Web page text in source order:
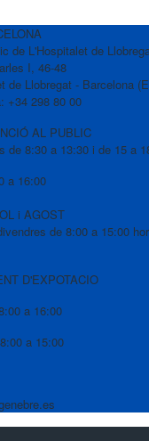
de L'Hospitalet de
I, 46-48
de Llobregat - Barcelona
+34 298 80 00
AL PUBLIC
de 8:30 a 13:30 i de 15 a
a 16:00
i AGOST
de 8:00 a 15:00
D'EXPOTACIO
a 16:00
a 15:00